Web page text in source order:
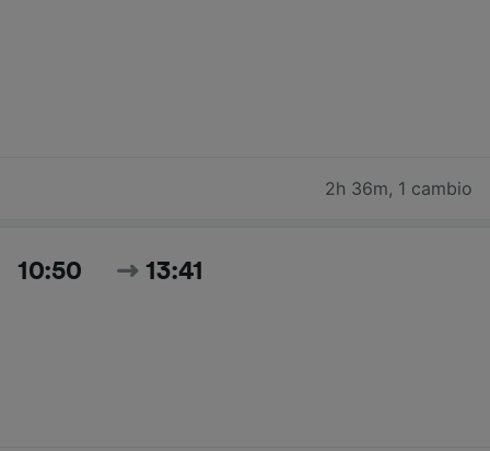
2h 36m, 1 cambio
10:50 13:41